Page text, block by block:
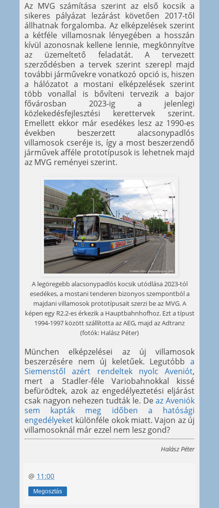
Az MVG számítása szerint az első kocsik a
sikeres pályázat lezárást követően 2017-től
állhatnak forgalomba. Az elképzelések szerint
a kétféle villamosnak lényegében a hosszán
kívül azonosnak kellene lennie, megkönnyítve
az üzemeltető feladatát. A tervezett
szerződésben a tervek szerint szerepl majd
további járművekre vonatkozó opció is, hiszen
a hálózatot a mostani elképzelések szerint
több vonallal is bővíteni tervezik a bajor
fővárosban 2023-ig a jelenlegi
közlekedésfejlesztési kerettervek szerint.
Emellett ekkor már esedékes lesz az 1990-es
években beszerzett alacsonypadlós
villamosok cseréje is, így a most beszerzendő
járművek afféle prototípusok is lehetnek majd
az MVG reményei szerint.
A legöregebb alacsonypadlós kocsik utódlása 2023-tól
esedékes, a mostani tenderen bizonyos szempontból a
majdani villamosok prototípusait szerzi be az MVG. A
képen egy R2.2-es érkezik a Hauptbahnhofhoz. Ezt a típust
1994-1997 között szállította az AEG, majd az Adtranz
(fotók: Halász Péter)
München elképzelései az új villamosok
beszerzésére nem új keletűek. Legutóbb a
Siemenstől azért rendeltek
nyolc Aveniót,
mert a Stadler-féle Variobahnokkal kissé
befürödtek, azok az engedélyeztetési eljárást
csak nagyon nehezen tudták le. Deaz Aveniók
sem kapták meg időben a hatósági
engedélyeket különféle okok miatt. Vajon az új
villamosoknál már ezzel nem lesz gond?
Halász Péter
@ 11:00
Megosztás